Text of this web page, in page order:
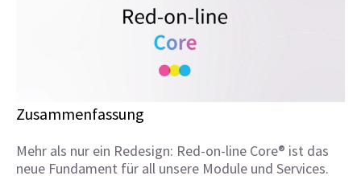
Zusammenfassung
Mehr als nur ein Redesign: Red-on-line Core® ist das
neue Fundament für all unsere Module und Services.